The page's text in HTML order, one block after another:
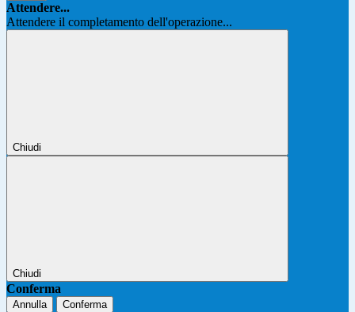
Attendere...
Attendere il completamento dell'operazione...
Chiudi
Chiudi
Conferma
Annulla Conferma